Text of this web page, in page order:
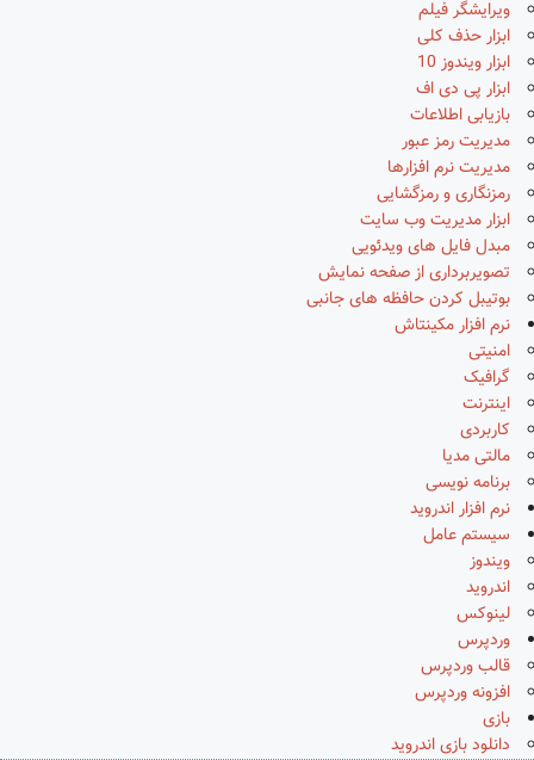
ویرایشگر فیلم
ابزار حذف کلی
ابزار ویندوز 10
ابزار پی دی اف
بازیابی اطلاعات
مدیریت رمز عبور
مدیریت نرم افزارها
رمزنگاری و رمزگشایی
ابزار مدیریت وب سایت
مبدل فایل های ویدئویی
تصویربرداری از صفحه نمایش
بوتیبل کردن حافظه های جانبی
نرم افزار مکینتاش
امنیتی
گرافیک
اینترنت
کاربردی
مالتی مدیا
برنامه نویسی
نرم افزار اندروید
سیستم عامل
ویندوز
اندروید
لینوکس
وردپرس
قالب وردپرس
افزونه وردپرس
بازی
دانلود بازی اندروید